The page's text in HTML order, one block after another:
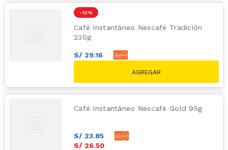
-13 %
Café Instantáneo Nescafé Tradición
230g
S/ 29.16
S/
Café Instantáneo Nescafé Gold 95g
S/ 23.85
S/ 26.50